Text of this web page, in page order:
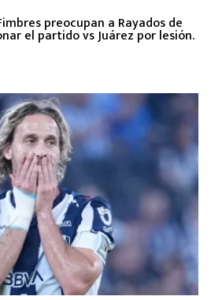
preocupan a Rayados de
el partido vs Juárez por lesión.